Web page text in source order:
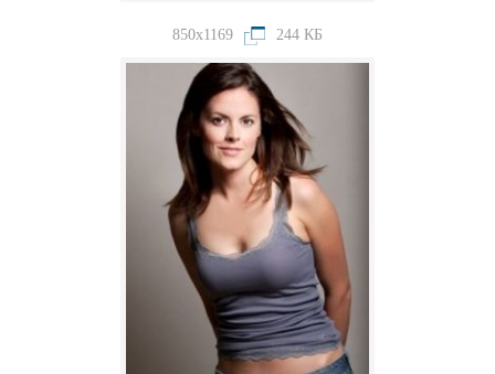
850x1169 244 КБ